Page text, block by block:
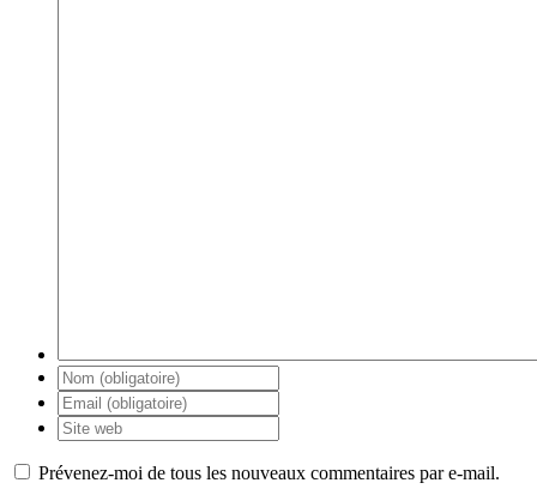
Prévenez-moi de tous les nouveaux commentaires par e-mail.